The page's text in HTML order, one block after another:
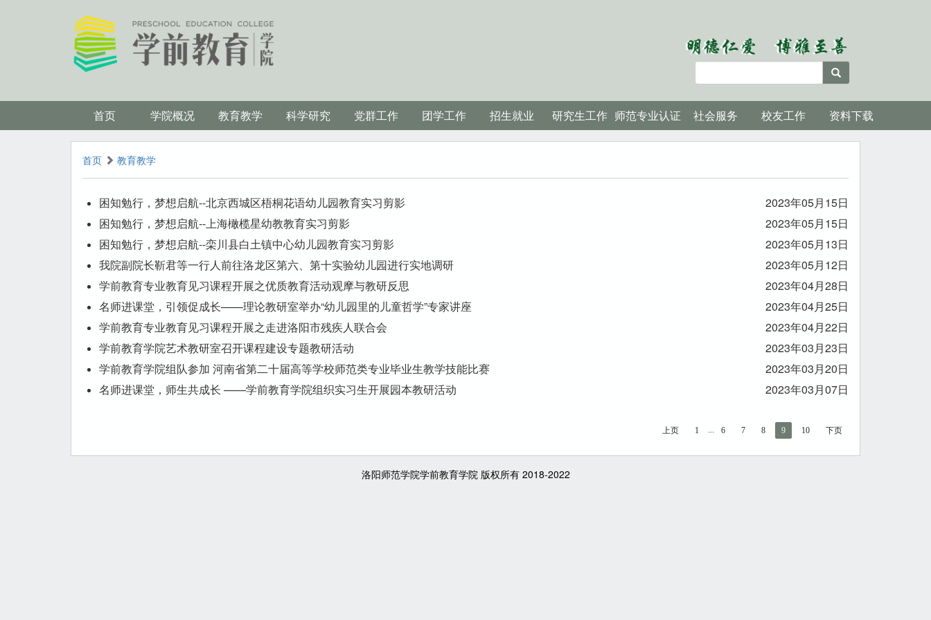
首页 学院概况 教育教学 科学研究 党群工作 团学工作 招生就业 研究生工作 师范专业认证 社会服务 校友工作 资料下载
首页 教育教学
困知勉行，梦想启航--北京西城区梧桐花语幼儿园教育实习剪影
2023年05月15日
困知勉行，梦想启航--上海橄榄星幼教教育实习剪影
2023年05月15日
困知勉行，梦想启航--栾川县白土镇中心幼儿园教育实习剪影
2023年05月13日
我院副院长靳君等一行人前往洛龙区第六、第十实验幼儿园进行实地调研
2023年05月12日
学前教育专业教育见习课程开展之优质教育活动观摩与教研反思
2023年04月28日
名师进课堂，引领促成长——理论教研室举办“幼儿园里的儿童哲学”专家讲座
2023年04月25日
学前教育专业教育见习课程开展之走进洛阳市残疾人联合会
2023年04月22日
学前教育学院艺术教研室召开课程建设专题教研活动
2023年03月23日
学前教育学院组队参加 河南省第二十届高等学校师范类专业毕业生教学技能比赛
2023年03月20日
名师进课堂，师生共成长 ——学前教育学院组织实习生开展园本教研活动
2023年03月07日
上页 1 ... 6 7 8 9 10 下页
洛阳师范学院学前教育学院 版权所有 2018-2022